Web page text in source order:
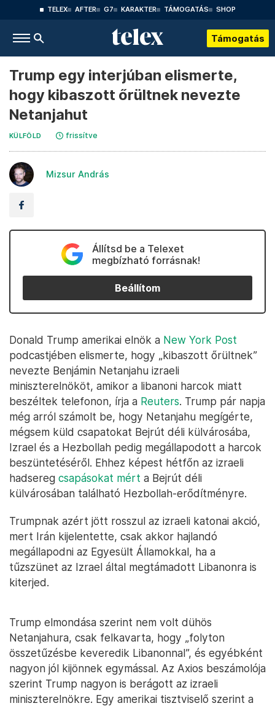
TELEX AFTER G7 KARAKTER TÁMOGATÁS SHOP
Támogatás
Trump egy interjúban elismerte,
hogy kibaszott őrültnek nevezte
Netanjahut
KÜLFÖLD frissítve
Mizsur András
Állítsd be a Telexet
megbízható forrásnak!
Beállítom
Donald Trump amerikai elnök a New York Post
podcastjében elismerte, hogy „kibaszott őrültnek”
nevezte Benjámin Netanjahu izraeli
miniszterelnököt, amikor a libanoni harcok miatt
beszéltek telefonon, írja a Reuters. Trump pár napja
még arról számolt be, hogy Netanjahu megígérte,
mégsem küld csapatokat Bejrút déli külvárosába,
Izrael és a Hezbollah pedig megállapodott a harcok
beszüntetéséről. Ehhez képest hétfőn az izraeli
hadsereg csapásokat mért a Bejrút déli
külvárosában található Hezbollah-erődítményre.
Trumpnak azért jött rosszul az izraeli katonai akció,
mert Irán kijelentette, csak akkor hajlandó
megállapodni az Egyesült Államokkal, ha a
tűzszünet az Izrael által megtámadott Libanonra is
kiterjed.
Trump elmondása szerint nem volt dühös
Netanjahura, csak felkavarta, hogy „folyton
összetűzésbe keveredik Libanonnal”, és egyébként
nagyon jól kijönnek egymással. Az Axios beszámolója
szerint Trump nagyon is berágott az izraeli
miniszterelnökre. Egy amerikai tisztviselő szerint a